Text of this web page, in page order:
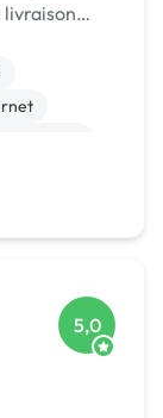
livraison
5,0